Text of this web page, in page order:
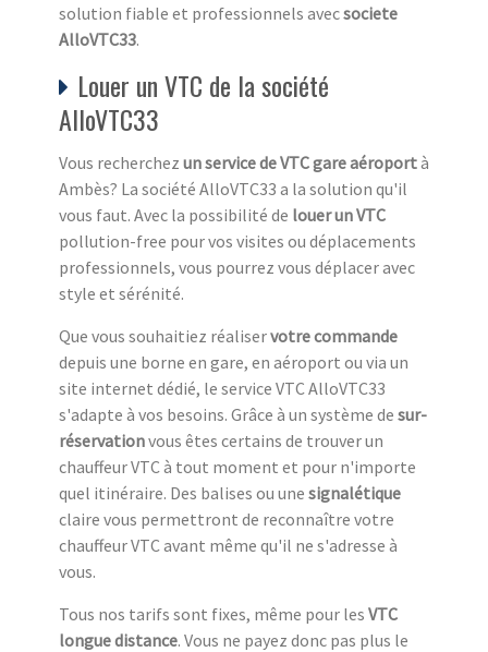
solution fiable et professionnels avecsociete
AlloVTC33.
Louer un VTC de la société
AlloVTC33
Vous recherchez un service de VTC gare aéroportà
Ambès? La société AlloVTC33 a la solution qu'il
vous faut. Avec la possibilité de louer un VTC
pollution-free pour vos visites ou déplacements
professionnels, vous pourrez vous déplacer avec
style et sérénité.
Que vous souhaitiez réaliservotre commande
depuis une borne en gare, en aéroport ou via un
site internet dédié, le service VTC AlloVTC33
s'adapte à vos besoins. Grâce à un système de sur-
réservationvous êtes certains de trouver un
chauffeur VTC à tout moment et pour n'importe
quel itinéraire. Des balises ou une signalétique
claire vous permettront de reconnaître votre
chauffeur VTC avant même qu'il ne s'adresse à
vous.
Tous nos tarifs sont fixes, même pour les VTC
longue distance. Vous ne payez donc pas plus le